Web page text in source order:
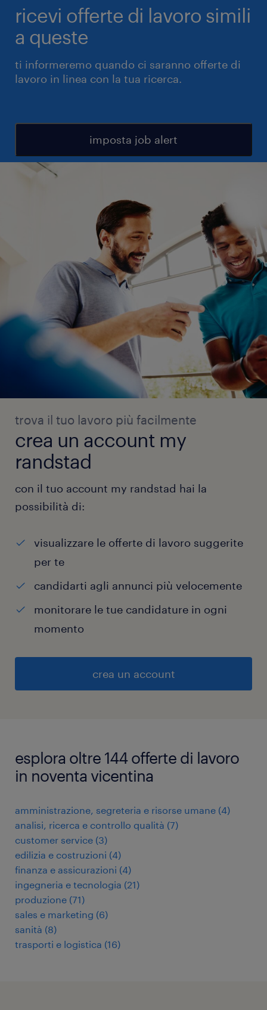
ricevi offerte di lavoro simili
a queste
ti informeremo quando ci saranno offerte di
lavoro in linea con la tua ricerca.
imposta job alert
trova il tuo lavoro più facilmente
crea un account my
randstad
con il tuo account my randstad hai la
possibilità di:
visualizzare le offerte di lavoro suggerite
per te
candidarti agli annunci più velocemente
monitorare le tue candidature in ogni
momento
crea un account
esplora oltre 144 offerte di lavoro
in noventa vicentina
amministrazione, segreteria e risorse umane (4)
analisi, ricerca e controllo qualità (7)
customer service (3)
edilizia e costruzioni (4)
finanza e assicurazioni (4)
ingegneria e tecnologia (21)
produzione (71)
sales e marketing (6)
sanità (8)
trasporti e logistica (16)